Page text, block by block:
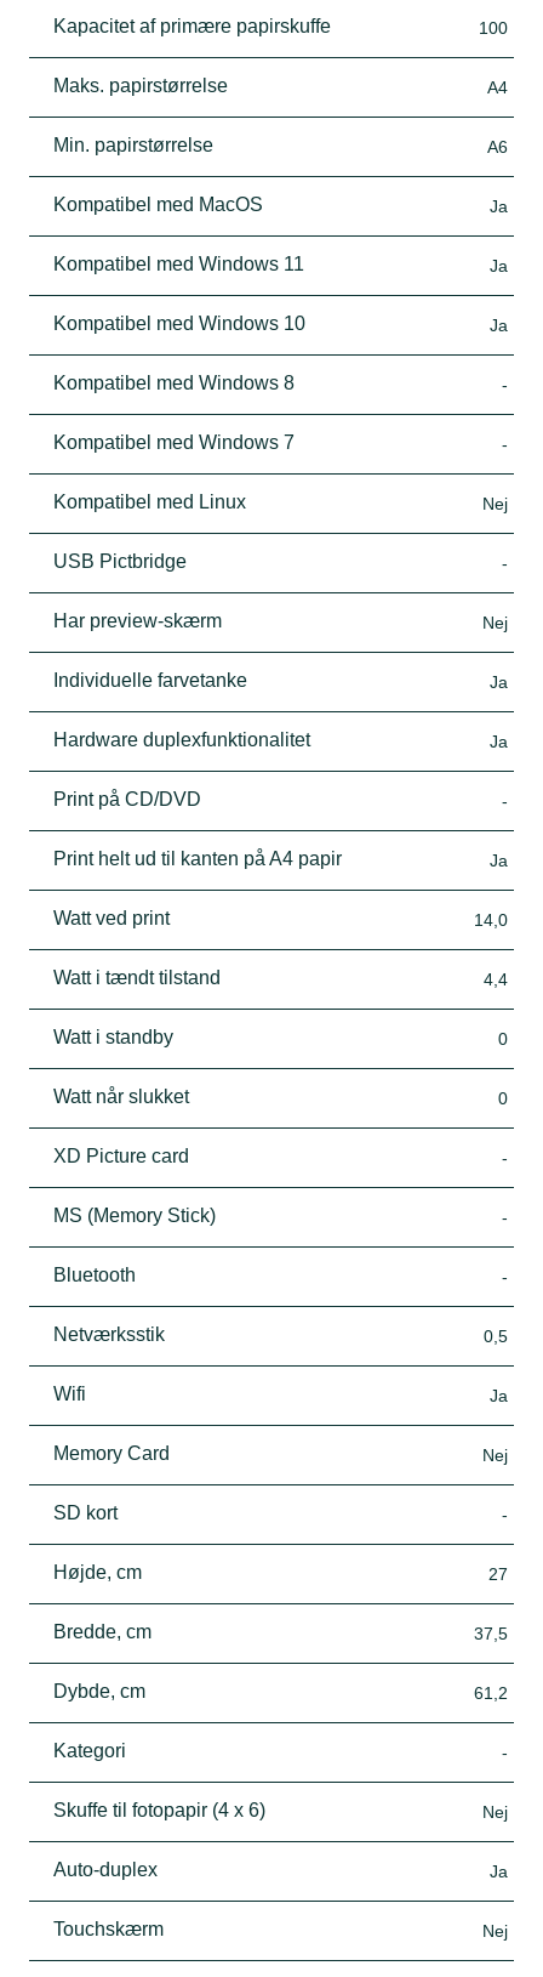
Kapacitet af primære papirskuffe 100
Maks. papirstørrelse A4
Min. papirstørrelse A6
Kompatibel med MacOS Ja
Kompatibel med Windows 11 Ja
Kompatibel med Windows 10 Ja
Kompatibel med Windows 8 -
Kompatibel med Windows 7 -
Kompatibel med Linux Nej
USB Pictbridge -
Har preview-skærm Nej
Individuelle farvetanke Ja
Hardware duplexfunktionalitet Ja
Print på CD/DVD -
Print helt ud til kanten på A4 papir Ja
Watt ved print 14,0
Watt i tændt tilstand 4,4
Watt i standby 0
Watt når slukket 0
XD Picture card -
MS (Memory Stick) -
Bluetooth -
Netværksstik 0,5
Wifi Ja
Memory Card Nej
SD kort -
Højde, cm 27
Bredde, cm 37,5
Dybde, cm 61,2
Kategori -
Skuffe til fotopapir (4 x 6) Nej
Auto-duplex Ja
Touchskærm Nej